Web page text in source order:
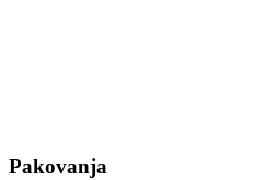
Pakovanja